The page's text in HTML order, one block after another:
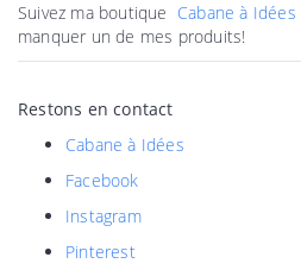
Suivez ma boutique Cabane à Idées
manquer un de mes produits!
Restons en contact
Cabane à Idées
Facebook
Instagram
Pinterest